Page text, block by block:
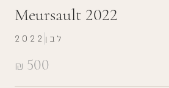
Meursault 2022
₪ 500
2022 לבן